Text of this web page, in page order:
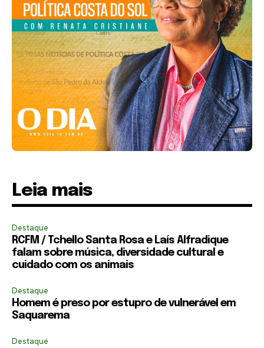
Leia mais
Destaque
RCFM / Tchello Santa Rosa e Laís Alfradique
falam sobre música, diversidade cultural e
cuidado com os animais
Destaque
Homem é preso por estupro de vulnerável em
Saquarema
Destaque